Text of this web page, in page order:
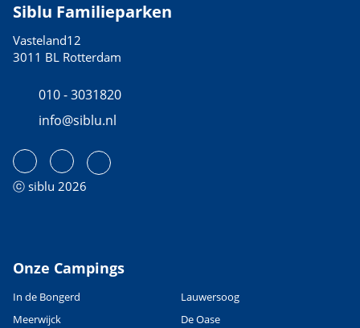
Siblu Familieparken
Vasteland12
3011 BL Rotterdam
010 - 3031820
info@siblu.nl
ⓒ siblu 2026
Onze Campings
In de Bongerd
Lauwersoog
Meerwijck
De Oase